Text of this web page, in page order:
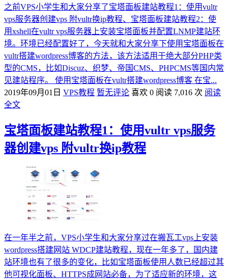
之前VPS小学生和大家分享了宝塔面板建站教程1：使用vultr
vps服务器创建vps 附vultr换ip教程、宝塔面板建站教程2：使
用xshell在vultr vps服务器上安装宝塔面板并配置LNMP建站环
境。环境已经配置好了，今天就和大家分享下使用宝塔面板在
vultr搭建wordpress博客的方法，该方法适用于绝大部分PHP类
型的CMS，比如Discuz、织梦、帝国CMS、PHPCMS等国内常
见建站程序。 使用宝塔面板在vultr搭建wordpress博客 在宝...
2019年09月01日 VPS教程 暂无评论 喜欢 0 阅读 7,016 次 阅读
全文
宝塔面板建站教程1：使用vultr vps服务
器创建vps 附vultr换ip教程
在一年半之前，VPS小学生和大家分享过在搬瓦工vps上安装
wordpress搭建网站 WDCP建站教程，现在一年多了，国内建
站环境也有了很多的变化，比如宝塔面板使用人数已经超过其
他可视化面板、HTTPS成网站必备，为了适应新的环境，这